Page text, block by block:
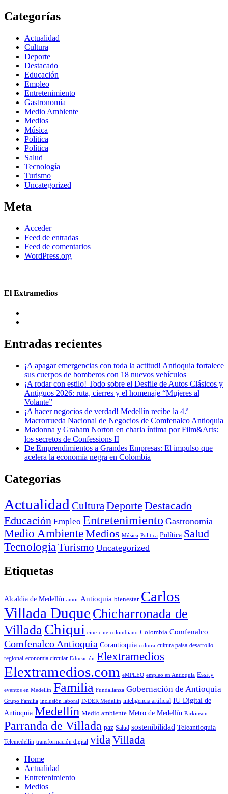
Categorías
Actualidad
Cultura
Deporte
Destacado
Educación
Empleo
Entretenimiento
Gastronomía
Medio Ambiente
Medios
Música
Politica
Política
Salud
Tecnología
Turismo
Uncategorized
Meta
Acceder
Feed de entradas
Feed de comentarios
WordPress.org
El Extramedios
Entradas recientes
¡A apagar emergencias con toda la actitud! Antioquia fortalece
sus cuerpos de bomberos con 18 nuevos vehículos
¡A rodar con estilo! Todo sobre el Desfile de Autos Clásicos y
Antiguos 2026: ruta, cierres y el homenaje “Mujeres al
Volante”
¡A hacer negocios de verdad! Medellín recibe la 4.ª
Macrorrueda Nacional de Negocios de Comfenalco Antioquia
Madonna y Graham Norton en charla íntima por Film&Arts:
los secretos de Confessions II
De Emprendimientos a Grandes Empresas: El impulso que
acelera la economía negra en Colombia
Categorías
Actualidad CulturaDeporte Destacado
Educación Empleo Entretenimiento Gastronomía
Medio AmbienteMedios Música Politica Política Salud
Tecnología Turismo Uncategorized
Etiquetas
Alcaldia de Medellín amor Antioquia bienestar Carlos
Villada Duque Chicharronada de
Villada Chiqui cine cine colombiano Colombia Comfenalco
Comfenalco Antioquia Corantioquia cultura cultura paisa desarrollo
regional economía circular Educación Elextramedios
Elextramedios.com eMPLEO empleo en Antioquia Essity
eventos en Medellín Familia Fundalianza Gobernación de Antioquia
Grupo Familia inclusión laboral INDER Medellín inteligencia artificial IU Digital de
Antioquia Medellín Medio ambiente Metro de Medellín Parkinson
Parranda de Villada paz Salud sostenibilidad Teleantioquia
Telemedellín transformación digital vida Villada
Home
Actualidad
Entretenimiento
Medios